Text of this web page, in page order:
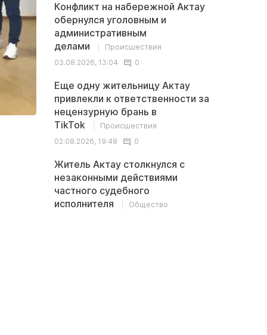
Конфликт на набережной Актау
обернулся уголовным и
административным
делами
Происшествия
03.08.2026, 13:04
0
Еще одну жительницу Актау
привлекли к ответственности за
нецензурную брань в
TikTok
Происшествия
02.08.2026, 19:48
0
Житель Актау столкнулся с
незаконными действиями
частного судебного
исполнителя
Общество